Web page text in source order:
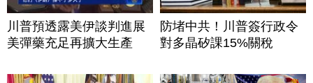
川普預透露美伊談判進展
美彈藥充足再擴大生產
防堵中共！川普簽行政令
對多晶矽課15%關稅